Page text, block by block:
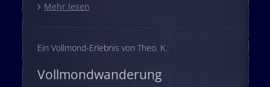
Mehr lesen
Ein Vollmond-Erlebnis von Theo. K.:
Vollmondwanderung